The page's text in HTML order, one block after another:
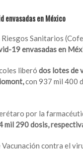
envasadas en México
Sanitarios
19 envasadas en
liberó dos lotes de
con 937 mil 400
por la
mil 290 dosis,
contra el